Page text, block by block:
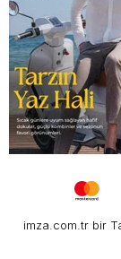
imza.com.tr bir